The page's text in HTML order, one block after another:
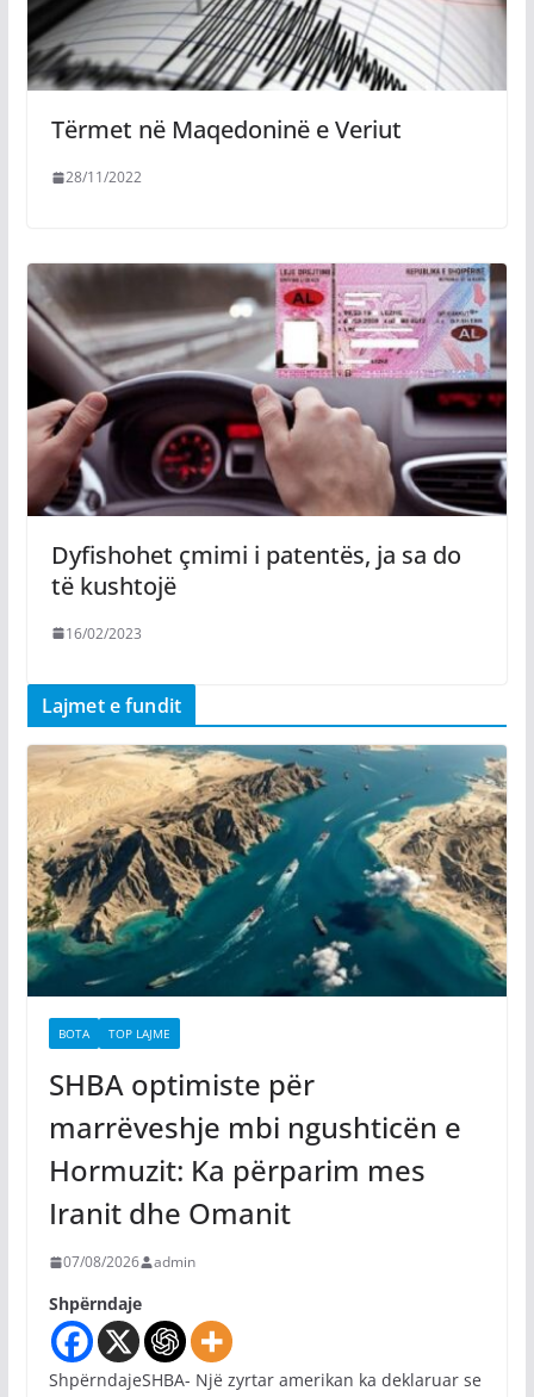
Tërmet në Maqedoninë e Veriut
28/11/2022
Dyfishohet çmimi i patentës, ja sa do
të kushtojë
16/02/2023
Lajmet e fundit
BOTA TOP LAJME
SHBA optimiste për
marrëveshje mbi ngushticën e
Hormuzit: Ka përparim mes
Iranit dhe Omanit
07/08/2026 admin
Shpërndaje
ShpërndajeSHBA- Një zyrtar amerikan ka deklaruar se